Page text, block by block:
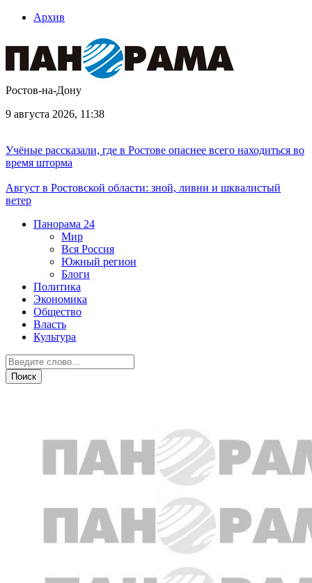
Архив
Ростов-на-Дону
9 августа 2026, 11:38
Учёные рассказали, где в Ростове опаснее всего находиться во
время шторма
Август в Ростовской области: зной, ливни и шквалистый
ветер
Панорама 24
Мир
Вся Россия
Южный регион
Блоги
Политика
Экономика
Общество
Власть
Культура